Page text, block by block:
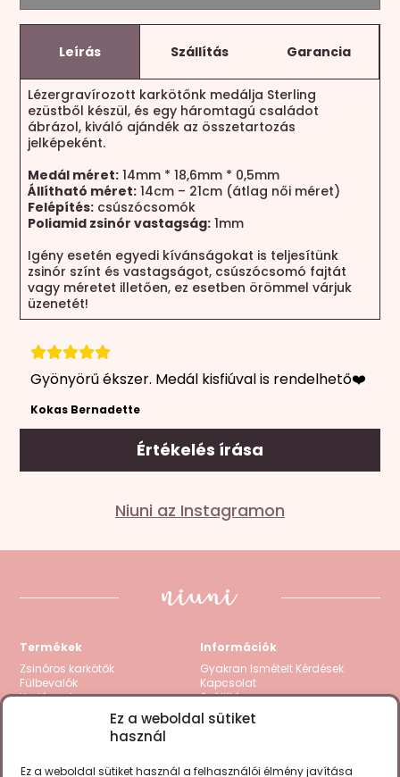
Ez a weboldal sütiket
használ
Ez a weboldal sütiket használ a felhasználói élmény javítása
Leírás Szállítás Garancia
Lézergravírozott karkötőnk medálja Sterling
ezüstből készül, és egy háromtagú családot
ábrázol, kiváló ajándék az összetartozás
jelképeként.
Medál méret: 14mm * 18,6mm * 0,5mm
Állítható méret: 14cm – 21cm (átlag női méret)
Felépítés: csúszócsomók
Poliamid zsinór vastagság: 1mm
Igény esetén egyedi kívánságokat is teljesítünk
zsinór színt és vastagságot, csúszócsomó fajtát
vagy méretet illetően, ez esetben örömmel várjuk
üzenetét!
Gyönyörű ékszer. Medál kisfiúval is rendelhető❤️
Kokas Bernadette
Értékelés írása
Az e-mail címet nem tesszük közzé.
1 / 5 csillag2 / 5 csillag3 / 5 csillag 4 / 5 csillag5
Értékelésed
Niuni az Instagramon
Termékek
Zsinóros karkötők
Fülbevalók
Karláncok
Gravírozható termékek
Információk
Gyakran Ismételt Kérdések
Kapcsolat
Szállítás
Visszatérítés / Garancia
Fizetési módok
Adatkezelési tájékoztató